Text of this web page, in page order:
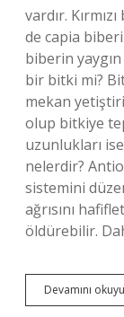
vardır.
de capia
biberin
bir bitki mi?
mekan
olup bitkiye
uzunlukları
nelerdir?
sistemini
ağrısını
öldürebilir.
Devamını